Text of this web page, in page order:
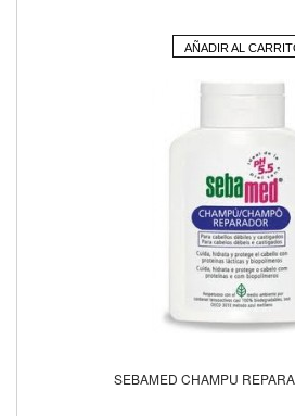
AÑADIR AL
SEBAMED CHAMPU